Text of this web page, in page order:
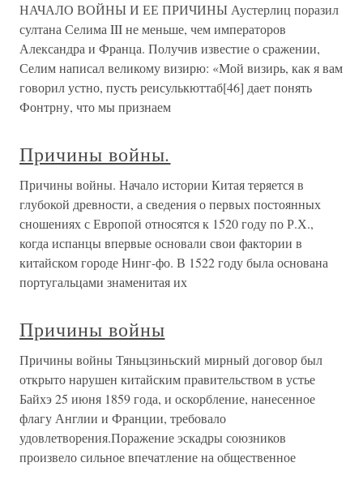
НАЧАЛО ВОЙНЫ И ЕЕ ПРИЧИНЫ Аустерлиц поразил
султана Селима III не меньше, чем императоров
Александра и Франца. Получив известие о сражении,
Селим написал великому визирю: «Мой визирь, как я вам
говорил устно, пусть реисулькюттаб[46] дает понять
Фонтрну, что мы признаем
Причины войны.
Причины войны. Начало истории Китая теряется в
глубокой древности, а сведения о первых постоянных
сношениях с Европой относятся к 1520 году по Р.Х.,
когда испанцы впервые основали свои фактории в
китайском городе Нинг-фо. В 1522 году была основана
португальцами знаменитая их
Причины войны
Причины войны Тяньцзиньский мирный договор был
открыто нарушен китайским правительством в устье
Байхэ 25 июня 1859 года, и оскорбление, нанесенное
флагу Англии и Франции, требовало
удовлетворения.Поражение эскадры союзников
произвело сильное впечатление на общественное